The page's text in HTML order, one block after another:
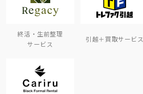
終活・生前整理
サービス
引越＋買取サービス